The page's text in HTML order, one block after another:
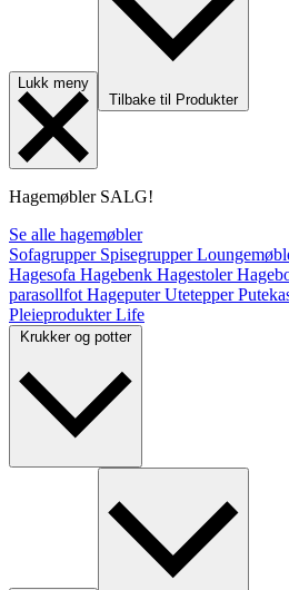
Lukk meny
Tilbake til Produkter
Hagemøbler SALG!
Se alle hagemøbler
Sofagrupper Spisegrupper
Hagesofa Hagebenk Hagestoler
parasollfot HageputerUtetepper
PleieprodukterLife
Krukker og potter